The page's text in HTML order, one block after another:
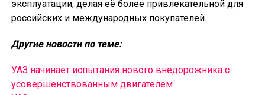
эксплуатации, делая её более привлекательной для
российских и международных покупателей.
Другие новости по теме:
УАЗ начинает испытания нового внедорожника с
усовершенствованным двигателем